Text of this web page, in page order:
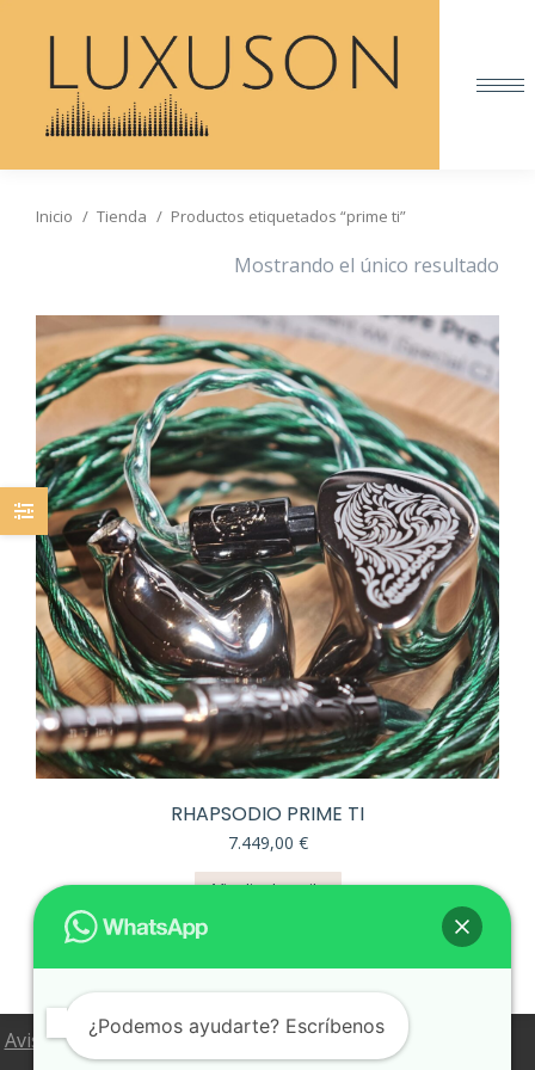
Estás aquí:
Inicio Tienda Productos etiquetados “prime ti”
Mostrando el único resultado
RHAPSODIO PRIME TI
7.449,00 €
Añadir al carrito
Aviso Legal Política de Privacidad
Política de Cookies
¿Podemos ayudarte? Escríbenos